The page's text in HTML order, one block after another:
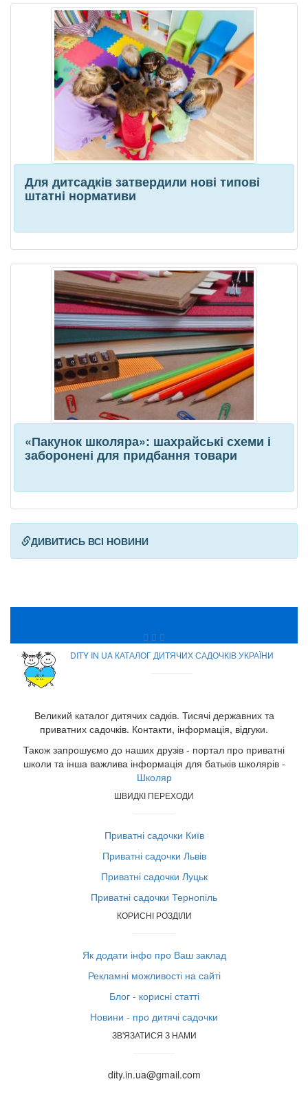
Для дитсадків затвердили нові типові
штатні нормативи
«Пакунок школяра»: шахрайські схеми і
заборонені для придбання товари
ДИВИТИСЬ ВСІ НОВИНИ
DITY IN UA КАТАЛОГ ДИТЯЧИХ САДОЧКІВ УКРАЇНИ
Великий каталог дитячих садків. Тисячі державних та
приватних садочків. Контакти, інформація, відгуки.
Також запрошуємо до наших друзів - портал про приватні
школи та інша важлива інформація для батьків школярів -
Школяр
ШВИДКІ ПЕРЕХОДИ
Приватні садочки Київ
Приватні садочки Львів
Приватні садочки Луцьк
Приватні садочки Тернопіль
КОРИСНІ РОЗДІЛИ
Як додати інфо про Ваш заклад
Рекламні можливості на сайті
Блог - корисні статті
Новини - про дитячі садочки
ЗВ'ЯЗАТИСЯ З НАМИ
dity.in.ua@gmail.com